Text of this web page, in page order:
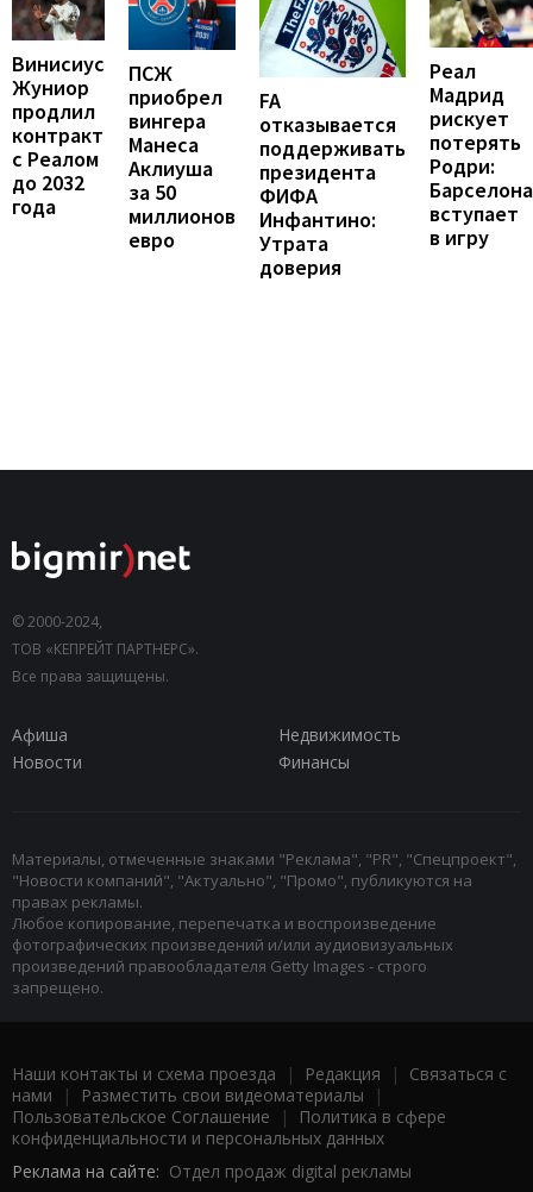
Винисиус
Жуниор
продлил
контракт
с Реалом
до 2032
года
ПСЖ
приобрел
вингера
Манеса
Аклиуша
за 50
миллионов
евро
FA
отказывается
поддерживать
президента
ФИФА
Инфантино:
Утрата
доверия
Реал
Мадрид
рискует
потерять
Родри:
Барселона
вступает
в игру
© 2000-2024,
ТОВ «КЕПРЕЙТ ПАРТНЕРС».
Все права защищены.
Афиша
Недвижимость
Новости
Финансы
Материалы, отмеченные знаками "Реклама", "PR", "Спецпроект",
"Новости компаний", "Актуально", "Промо", публикуются на
правах рекламы.
Любое копирование, перепечатка и воспроизведение
фотографических произведений и/или аудиовизуальных
произведений правообладателя Getty Images - строго
запрещено.
Наши контакты и схема проезда | Редакция | Связаться с
нами | Разместить свои видеоматериалы |
Пользовательское Соглашение |
Политика в сфере
конфиденциальности и персональных данных
Реклама на сайте: Отдел продаж digital рекламы